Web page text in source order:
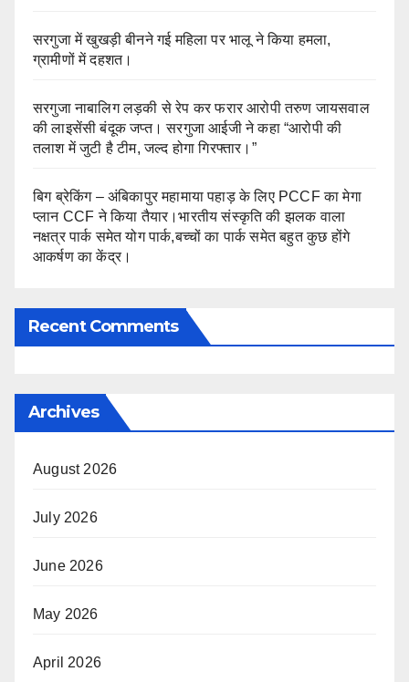
सरगुजा में खुखड़ी बीनने गई महिला पर भालू ने किया हमला,
ग्रामीणों में दहशत।
सरगुजा नाबालिग लड़की से रेप कर फरार आरोपी तरुण जायसवाल
की लाइसेंसी बंदूक जप्त। सरगुजा आईजी ने कहा “आरोपी की
तलाश में जुटी है टीम, जल्द होगा गिरफ्तार।”
बिग ब्रेकिंग – अंबिकापुर महामाया पहाड़ के लिए PCCF का मेगा
प्लान CCF ने किया तैयार।भारतीय संस्कृति की झलक वाला
नक्षत्र पार्क समेत योग पार्क,बच्चों का पार्क समेत बहुत कुछ होंगे
आकर्षण का केंद्र।
Recent Comments
Archives
August 2026
July 2026
June 2026
May 2026
April 2026